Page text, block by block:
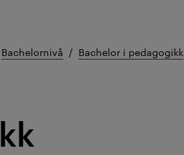
Bachelornivå Bachelor i pedagogikk